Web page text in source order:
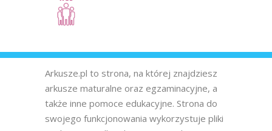
Arkusze.pl to strona, na której znajdziesz
arkusze maturalne oraz egzaminacyjne, a
także inne pomoce edukacyjne. Strona do
swojego funkcjonowania wykorzystuje pliki